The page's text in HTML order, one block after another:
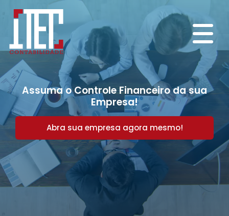
Assuma o Controle Financeiro da sua
Empresa!
Abra sua empresa agora mesmo!